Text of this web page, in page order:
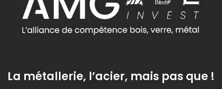
La métallerie, l’acier, mais pas que !